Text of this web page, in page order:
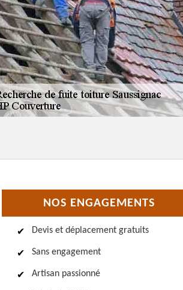
NOS ENGAGEMENTS
Devis et déplacement gratuits
Sans engagement
Artisan passionné